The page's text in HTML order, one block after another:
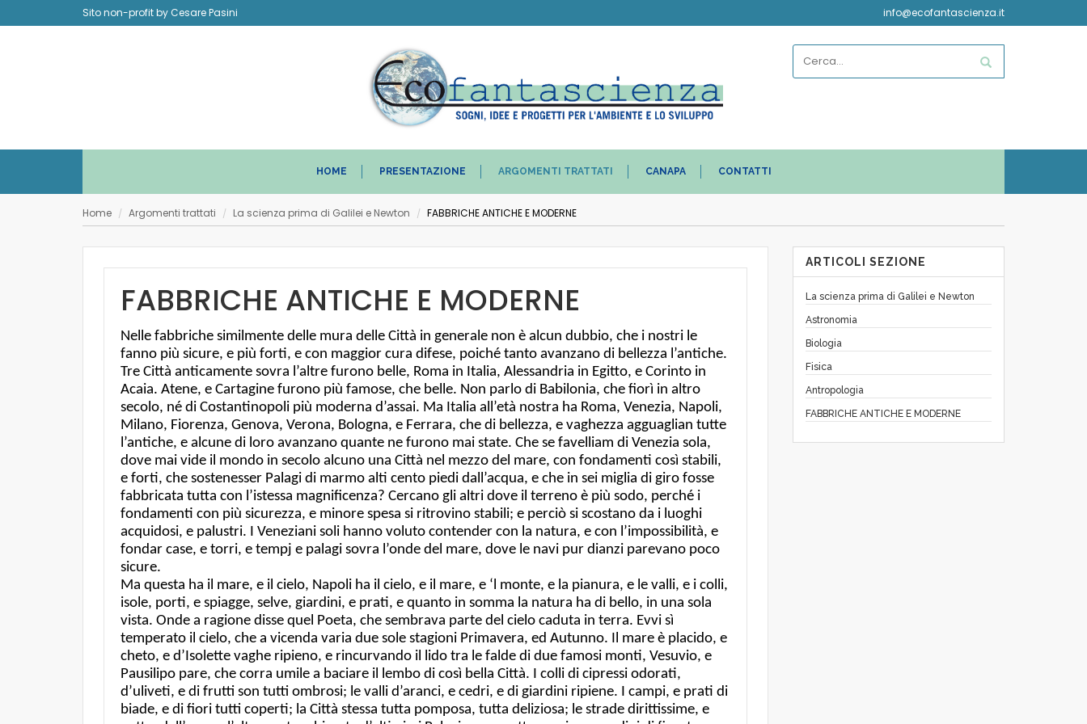
Sito non-profit by Cesare Pasini info@ecofantascienza.it
HOME PRESENTAZIONE ARGOMENTI TRATTATI CANAPA CONTATTI
Home / Argomenti trattati / La scienza prima di Galilei e Newton / FABBRICHE ANTICHE E MODERNE
FABBRICHE ANTICHE E MODERNE
Nelle fabbriche similmente delle mura delle Città in generale non è alcun dubbio, che i nostri le
fanno più sicure, e più forti, e con maggior cura difese, poiché tanto avanzano di bellezza l’antiche.
Tre Città anticamente sovra l’altre furono belle, Roma in Italia, Alessandria in Egitto, e Corinto in
Acaia. Atene, e Cartagine furono più famose, che belle. Non parlo di Babilonia, che fiorì in altro
secolo, né di Costantinopoli più moderna d’assai. Ma Italia all’età nostra ha Roma, Venezia, Napoli,
Milano, Fiorenza, Genova, Verona, Bologna, e Ferrara, che di bellezza, e vaghezza agguaglian tutte
l’antiche, e alcune di loro avanzano quante ne furono mai state. Che se favelliam di Venezia sola,
dove mai vide il mondo in secolo alcuno una Città nel mezzo del mare, con fondamenti così stabili,
e forti, che sostenesser Palagi di marmo alti cento piedi dall’acqua, e che in sei miglia di giro fosse
fabbricata tutta con l’istessa magnificenza? Cercano gli altri dove il terreno è più sodo, perché i
fondamenti con più sicurezza, e minore spesa si ritrovino stabili; e perciò si scostano da i luoghi
acquidosi, e palustri. I Veneziani soli hanno voluto contender con la natura, e con l’impossibilità, e
fondar case, e torri, e tempj e palagi sovra l’onde del mare, dove le navi pur dianzi parevano poco
sicure.
Ma questa ha il mare, e il cielo, Napoli ha il cielo, e il mare, e ‘l monte, e la pianura, e le valli, e i colli,
isole, porti, e spiagge, selve, giardini, e prati, e quanto in somma la natura ha di bello, in una sola
vista. Onde a ragione disse quel Poeta, che sembrava parte del cielo caduta in terra. Evvi sì
temperato il cielo, che a vicenda varia due sole stagioni Primavera, ed Autunno. Il mare è placido, e
cheto, e d’Isolette vaghe ripieno, e rincurvando il lido tra le falde di due famosi monti, Vesuvio, e
Pausilipo pare, che corra umile a baciare il lembo di così bella Città. I colli di cipressi odorati,
d’uliveti, e di frutti son tutti ombrosi; le valli d’aranci, e cedri, e di giardini ripiene. I campi, e prati di
biade, e di fiori tutti coperti; la Città stessa tutta pomposa, tutta deliziosa; le strade dirittissime, e
ARTICOLI SEZIONE
La scienza prima di Galilei e Newton
Astronomia
Biologia
Fisica
Antropologia
FABBRICHE ANTICHE E MODERNE